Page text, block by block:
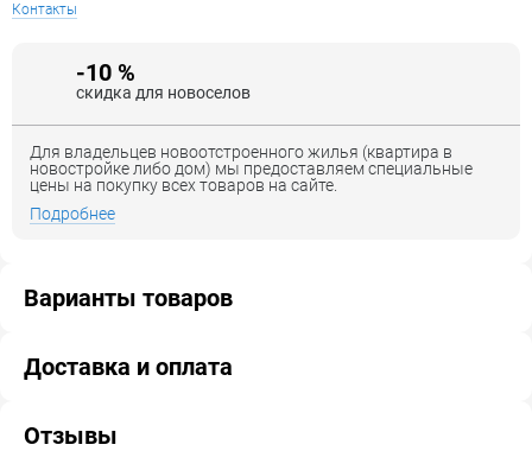
Контакты
-10 %
скидка для новоселов
Для владельцев новоотстроенного жилья (квартира в
новостройке либо дом) мы предоставляем специальные
цены на покупку всех товаров на сайте.
Подробнее
Варианты товаров
Доставка и оплата
Отзывы